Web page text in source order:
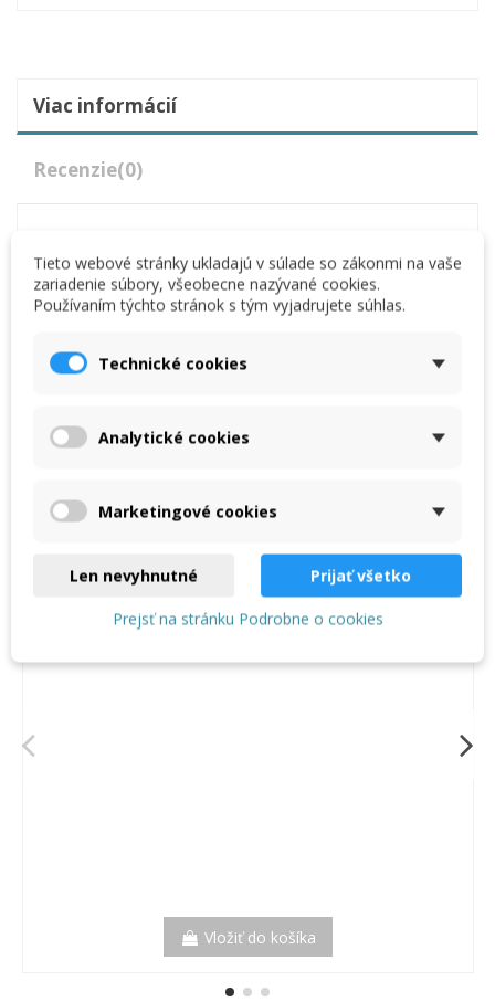
Viac informácií
Recenzie(0)
Šírka čeľustí: 24 mm.
Rozpätie: 12 cm.
Mohlo by vás zaujať aj
Ohýbacie kliešte PICOLLO 45°, šírka 20 mm
Vložiť do košíka
Tieto webové stránky ukladajú v súlade so zákonmi na vaše
zariadenie súbory, všeobecne nazývané cookies.
Používaním týchto stránok s tým vyjadrujete súhlas.
Technické cookies
Analytické cookies
Marketingové cookies
Len nevyhnutné Prijať všetko
Prejsť na stránku Podrobne o cookies